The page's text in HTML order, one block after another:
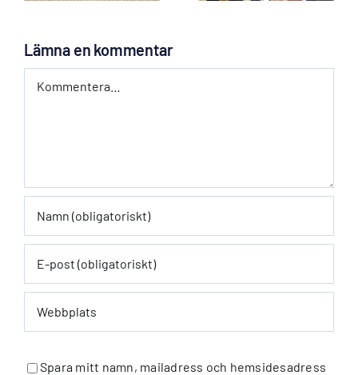
Lö 5 Sep!
måndag
Lämna en kommentar
Spara mitt namn, mailadress och hemsidesadress